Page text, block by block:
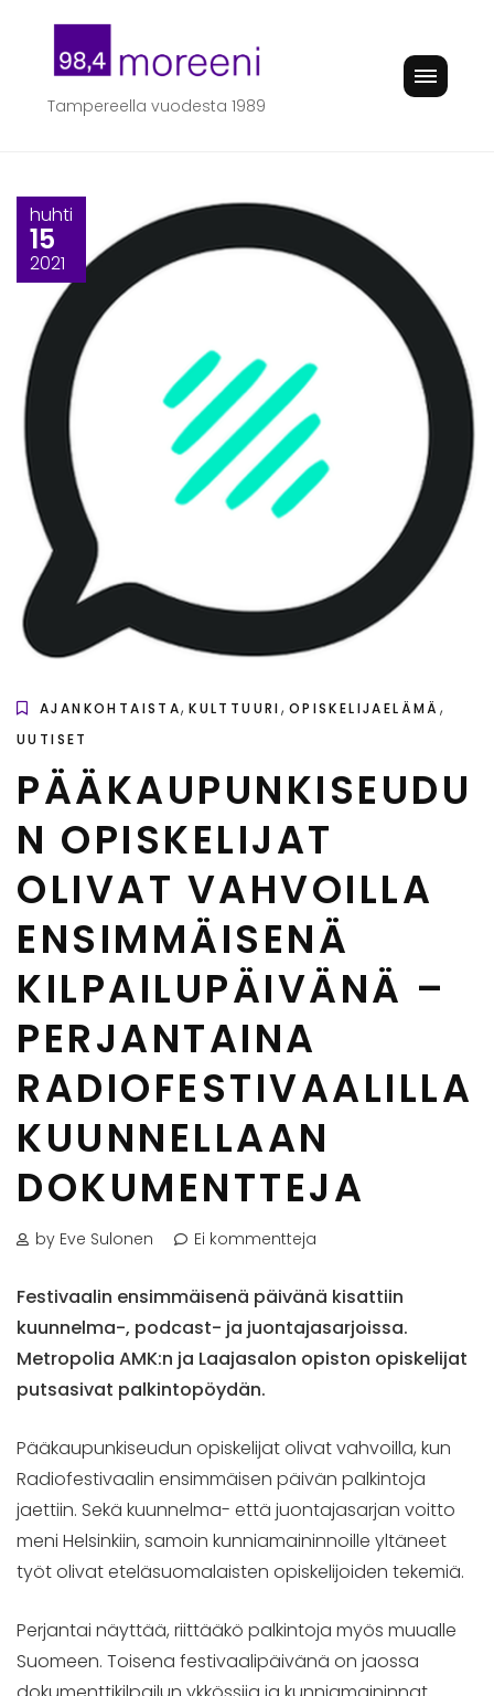
content
Tampereella vuodesta 1989
huhti
15
2021
AJANKOHTAISTA,KULTTUURI, OPISKELIJAELÄMÄ ,
UUTISET
PÄÄKAUPUNKISEUDU
N OPISKELIJAT
OLIVAT VAHVOILLA
ENSIMMÄISENÄ
KILPAILUPÄIVÄNÄ –
PERJANTAINA
RADIOFESTIVAALILLA
KUUNNELLAAN
DOKUMENTTEJA
by Eve Sulonen Ei kommentteja
Festivaalin ensimmäisenä päivänä kisattiin
kuunnelma-, podcast- ja juontajasarjoissa.
Metropolia AMK:n ja Laajasalon opiston opiskelijat
putsasivat palkintopöydän.
Pääkaupunkiseudun opiskelijat olivat vahvoilla, kun
Radiofestivaalin ensimmäisen päivän palkintoja
jaettiin. Sekä kuunnelma- että juontajasarjan voitto
meni Helsinkiin, samoin kunniamaininnoille yltäneet
työt olivat eteläsuomalaisten opiskelijoiden tekemiä.
Perjantai näyttää, riittääkö palkintoja myös muualle
Suomeen. Toisena festivaalipäivänä on jaossa